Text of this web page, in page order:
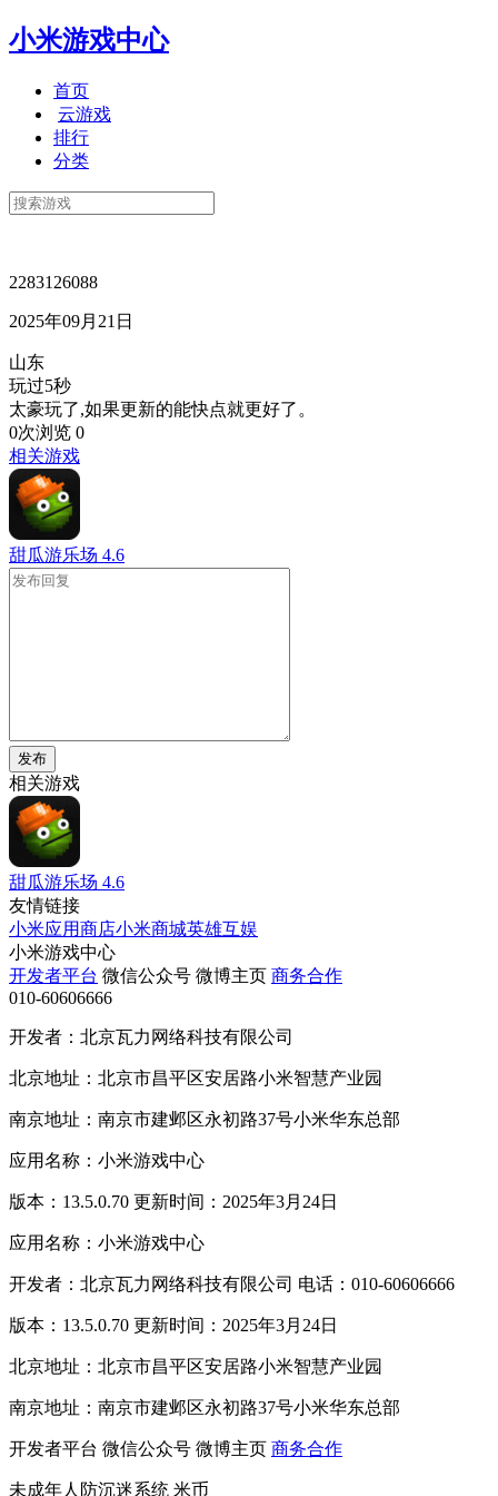
小米游戏中心
首页
云游戏
排行
分类
2283126088
2025年09月21日
山东
玩过5秒
太豪玩了,如果更新的能快点就更好了。
0次浏览 0
相关游戏
甜瓜游乐场 4.6
发布
相关游戏
甜瓜游乐场 4.6
友情链接
小米应用商店小米商城英雄互娱
小米游戏中心
开发者平台 微信公众号 微博主页 商务合作
010-60606666
开发者：北京瓦力网络科技有限公司
北京地址：北京市昌平区安居路小米智慧产业园
南京地址：南京市建邺区永初路37号小米华东总部
应用名称：小米游戏中心
版本：13.5.0.70 更新时间：2025年3月24日
应用名称：小米游戏中心
开发者：北京瓦力网络科技有限公司 电话：010-60606666
版本：13.5.0.70 更新时间：2025年3月24日
北京地址：北京市昌平区安居路小米智慧产业园
南京地址：南京市建邺区永初路37号小米华东总部
开发者平台 微信公众号 微博主页 商务合作
未成年人防沉迷系统 米币